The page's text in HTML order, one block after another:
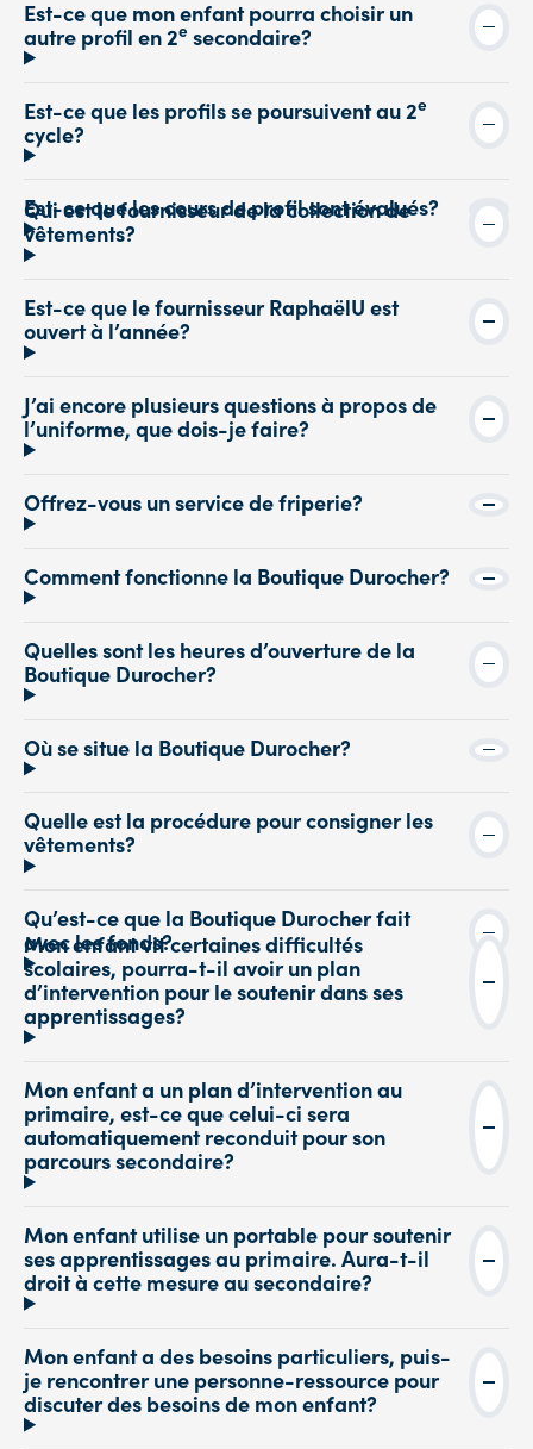
Est-ce que mon enfant pourra choisir un
autre profil en 2e secondaire?
Est-ce que les profils se poursuivent au 2e
cycle?
Est-ce que les cours de profil sont évalués?
Qui est le fournisseur de la collection de
vêtements?
Est-ce que le fournisseur RaphaëlU est
ouvert à l’année?
J’ai encore plusieurs questions à propos de
l’uniforme, que dois-je faire?
Offrez-vous un service de friperie?
Comment fonctionne la Boutique Durocher?
Quelles sont les heures d’ouverture de la
Boutique Durocher?
Où se situe la Boutique Durocher?
Quelle est la procédure pour consigner les
vêtements?
Qu’est-ce que la Boutique Durocher fait
avec les fonds?
Mon enfant vit certaines difficultés
scolaires, pourra-t-il avoir un plan
d’intervention pour le soutenir dans ses
apprentissages?
Mon enfant a un plan d’intervention au
primaire, est-ce que celui-ci sera
automatiquement reconduit pour son
parcours secondaire?
Mon enfant utilise un portable pour soutenir
ses apprentissages au primaire. Aura-t-il
droit à cette mesure au secondaire?
Mon enfant a des besoins particuliers, puis-
je rencontrer une personne-ressource pour
discuter des besoins de mon enfant?